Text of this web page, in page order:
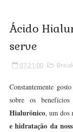
Ácido
serve
07:21:00
Constantemente
sobre os
Hialurônico, um dos
e hidratação da